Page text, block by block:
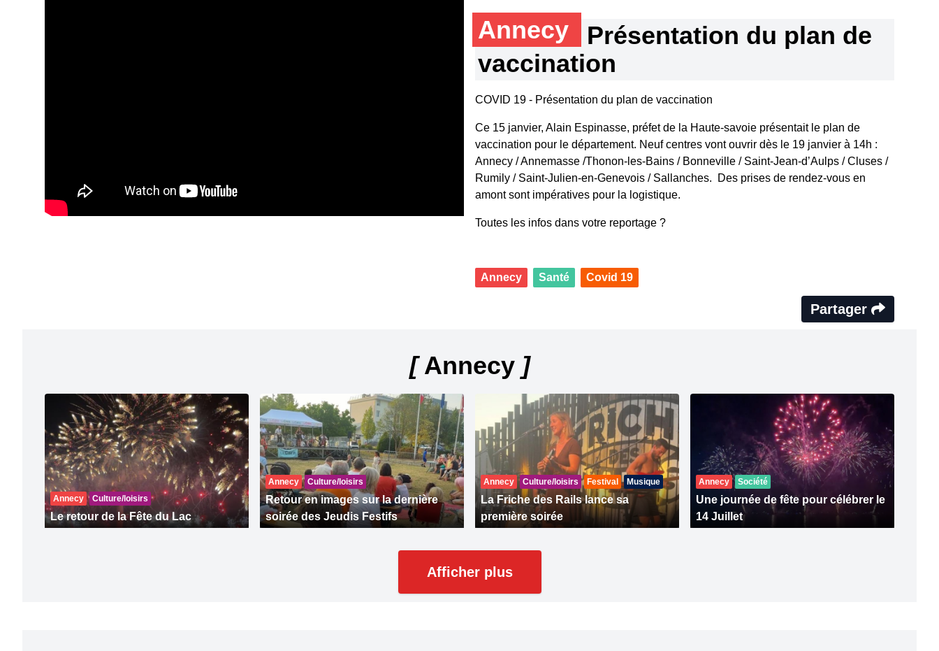
Annecy
Présentation du plan de
vaccination
COVID 19 - Présentation du plan de vaccination
Ce 15 janvier, Alain Espinasse, préfet de la Haute-savoie présentait le plan de
vaccination pour le département. Neuf centres vont ouvrir dès le 19 janvier à 14h :
Annecy / Annemasse /Thonon-les-Bains / Bonneville / Saint-Jean-d’Aulps / Cluses /
Rumily / Saint-Julien-en-Genevois / Sallanches. Des prises de rendez-vous en
amont sont impératives pour la logistique.
Toutes les infos dans votre reportage ?
Annecy Santé Covid 19
Partager
[Annecy ]
Annecy Culture/loisirs
Le retour de la Fête du Lac
Annecy Culture/loisirs
Retour en images sur la dernière
soirée des Jeudis Festifs
Annecy Culture/loisirs Festival Musique
La Friche des Rails lance sa
première soirée
Annecy Société
Une journée de fête pour célébrer le
14 Juillet
Afficher plus